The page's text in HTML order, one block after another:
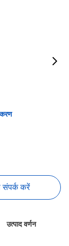
संपर्क करें
उत्पाद वर्णन